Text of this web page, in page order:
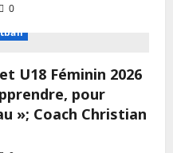
0
U18 Féminin 2026
pour
»; Coach Christian